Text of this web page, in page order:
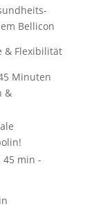
Bellicon
& Flexibilität
Minuten
&
45 min -